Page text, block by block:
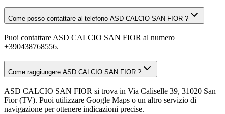
Come posso contattare al telefono ASD CALCIO SAN FIOR ?
Puoi contattare ASD CALCIO SAN FIOR al numero
+390438768556.
Come raggiungere ASD CALCIO SAN FIOR ?
ASD CALCIO SAN FIOR si trova in Via Caliselle 39, 31020 San
Fior (TV). Puoi utilizzare Google Maps o un altro servizio di
navigazione per ottenere indicazioni precise.